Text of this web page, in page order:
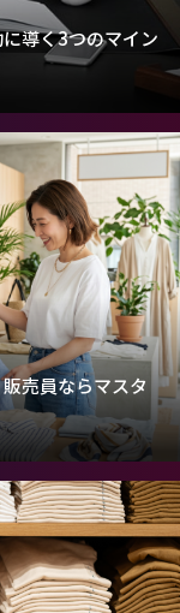
導く3つのマイン
売員ならマスタ